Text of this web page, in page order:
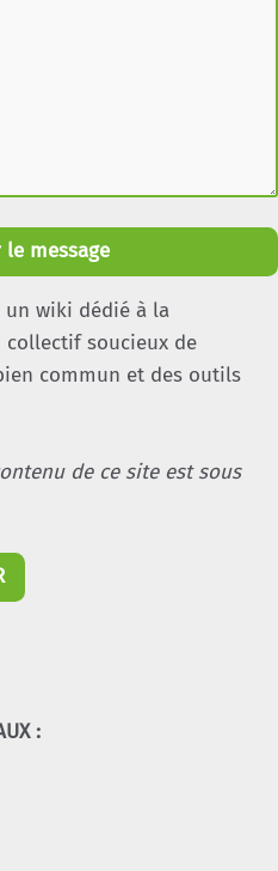
le message
un wiki dédié à la
soucieux de
commun et des outils
de ce site est sous
: